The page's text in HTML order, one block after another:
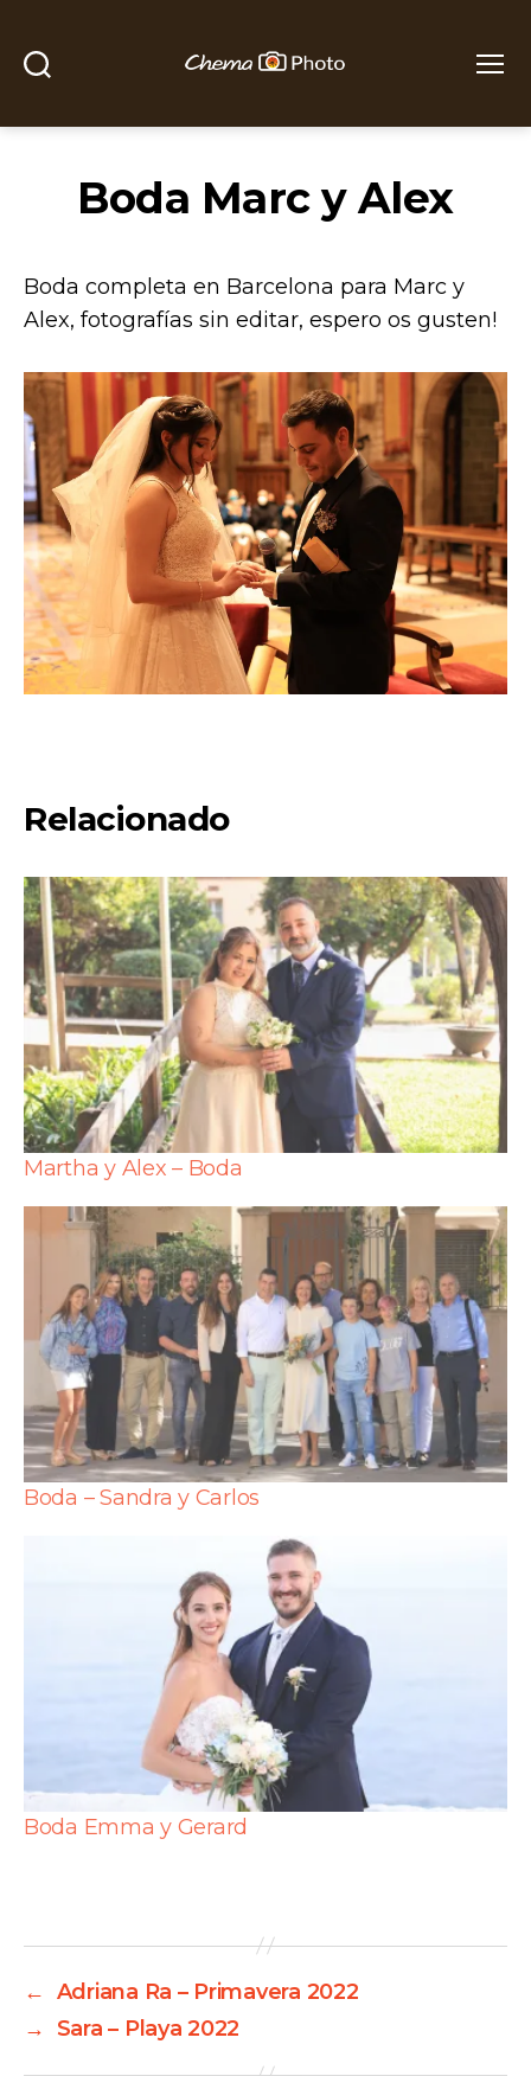
Photo
Boda Marc y Alex
Boda completa en Barcelona para Marc y
Alex, fotografías sin editar, espero os gusten!
Relacionado
Martha y Alex – Boda
Boda – Sandra y Carlos
Boda Emma y Gerard
← Adriana Ra – Primavera 2022
→ Sara – Playa 2022